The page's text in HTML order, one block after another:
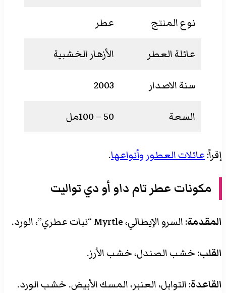
نوع المنتج عطر
عائلة العطر الأزهار الخشبية
سنة الاصدار 2003
السعة 50 – 100مل
إقراً:عائلات العطور وأنواعها.
مكونات عطر تام داو أو دي تواليت
المقدمة: السرو الإيطالي، Myrtle “نبات عطري”، الورد.
القلب: خشب الصندل، خشب الأرز.
القاعدة: التوابل، العنبر، المسك الأبيض. خشب الورد.